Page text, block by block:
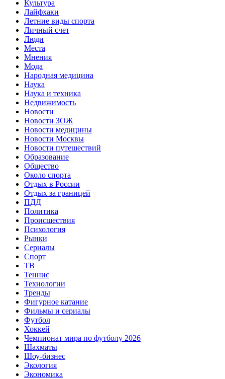
Культура
Лайфхаки
Летние виды спорта
Личный счет
Люди
Места
Мнения
Мода
Народная медицина
Наука
Наука и техника
Недвижимость
Новости
Новости ЗОЖ
Новости медицины
Новости Москвы
Новости путешествий
Образование
Общество
Около спорта
Отдых в России
Отдых за границей
ПДД
Политика
Происшествия
Психология
Рынки
Сериалы
Спорт
ТВ
Теннис
Технологии
Тренды
Фигурное катание
Фильмы и сериалы
Футбол
Хоккей
Чемпионат мира по футболу 2026
Шахматы
Шоу-бизнес
Экология
Экономика